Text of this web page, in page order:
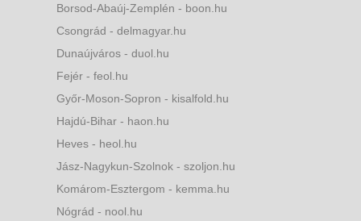
Borsod-Abaúj-Zemplén - boon.hu
Csongrád - delmagyar.hu
Dunaújváros - duol.hu
Fejér - feol.hu
Győr-Moson-Sopron - kisalfold.hu
Hajdú-Bihar - haon.hu
Heves - heol.hu
Jász-Nagykun-Szolnok - szoljon.hu
Komárom-Esztergom - kemma.hu
Nógrád - nool.hu